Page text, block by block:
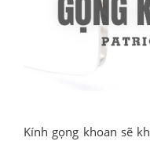
Kính gọng khoan sẽ